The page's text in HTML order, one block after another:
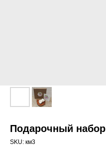
Подарочный набор
SKU: км3